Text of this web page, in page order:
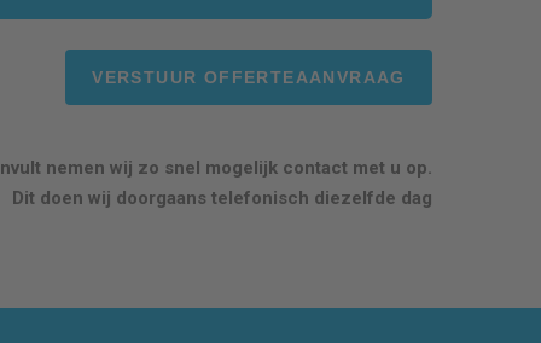
nemen wij zo snel mogelijk contact met u op.
Dit doen wij doorgaans telefonisch diezelfde dag